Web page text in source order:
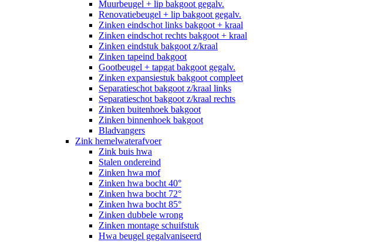
Muurbeugel + lip bakgoot gegalv.
Renovatiebeugel + lip bakgoot gegalv.
Zinken eindschot links bakgoot + kraal
Zinken eindschot rechts bakgoot + kraal
Zinken eindstuk bakgoot z/kraal
Zinken tapeind bakgoot
Gootbeugel + tapgat bakgoot gegalv.
Zinken expansiestuk bakgoot compleet
Separatieschot bakgoot z/kraal links
Separatieschot bakgoot z/kraal rechts
Zinken buitenhoek bakgoot
Zinken binnenhoek bakgoot
Bladvangers
Zink hemelwaterafvoer
Zink buis hwa
Stalen ondereind
Zinken hwa mof
Zinken hwa bocht 40°
Zinken hwa bocht 72°
Zinken hwa bocht 85°
Zinken dubbele wrong
Zinken montage schuifstuk
Hwa beugel gegalvaniseerd